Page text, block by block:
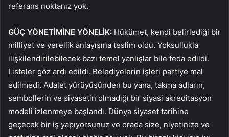
referans noktanız yok.
GÜÇ YÖNETİMİNE YÖNELİK: Hükümet, kendi belirlediği bir
milliyet ve yerellik anlayışına teslim oldu. Yoksullukla
ilişkilendirilebilecek bazı temel yanlışlar bile feda edildi.
Listeler göz ardı edildi. Belediyelerin işleri partiye mal
edilmedi. Adalet yürüyüşünden bu yana, takma adların,
sembollerin ve siyasetin olmadığı bir siyasi akreditasyon
modeli izlenmeye başlandı. Dünya siyaset tarihine
geçecek bir iş yapıyorsunuz ve orada size, niyetinize ve